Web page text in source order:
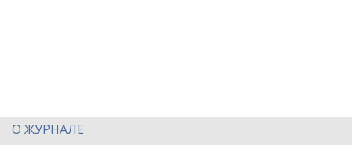
О ЖУРНАЛЕ